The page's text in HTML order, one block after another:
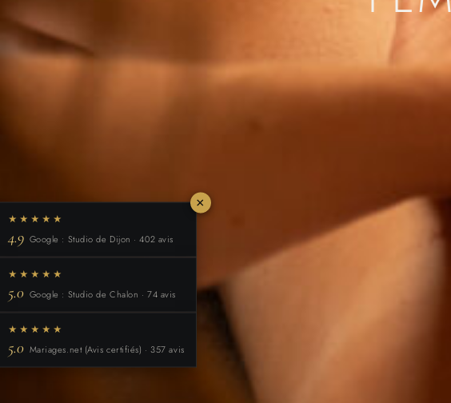
×
★★★★★
4.9 Google : Studio de Dijon · 402 avis
★★★★★
5.0 Google : Studio de Chalon · 74 avis
★★★★★
5.0 Mariages.net (Avis certifiés) · 357 avis